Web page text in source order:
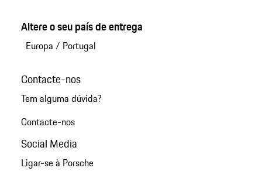
Altere o seu país de entrega
Europa / Portugal
Contacte-nos
Tem alguma dúvida?
Contacte-nos
Social Media
Ligar-se à Porsche